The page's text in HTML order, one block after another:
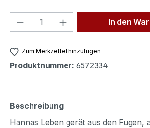
Produkt Anzahl: Gib den
In den
Zum Merkzettel hinzufügen
Produktnummer: 6572334
Beschreibung
Hannas Leben gerät aus den Fugen,